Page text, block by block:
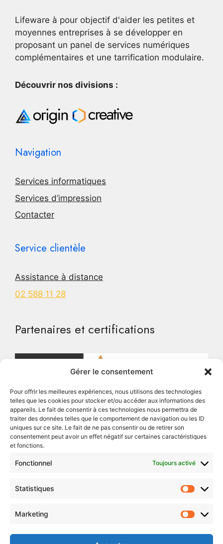
Gérer le consentement
Pour offrir les meilleures expériences, nous utilisons des technologies
telles que les cookies pour stocker et/ou accéder aux informations des
appareils. Le fait de consentir à ces technologies nous permettra de
traiter des données telles que le comportement de navigation ou les ID
uniques sur ce site. Le fait de ne pas consentir ou de retirer son
consentement peut avoir un effet négatif sur certaines caractéristiques
et fonctions.
Fonctionnel Toujours activé
Statistiques
Marketing
Lifeware à pour objectif d'aider les petites et
moyennes entreprises à se développer en
proposant un panel de services numériques
complémentaires et une tarrification modulaire.
Découvrir nos divisions :
Navigation
Services informatiques
Services d’impression
Contacter
Service clientèle
Assistance à distance
02 588 11 28
Partenaires et certifications
Suivez-nous
LinkedIn
Facebook
Instagram